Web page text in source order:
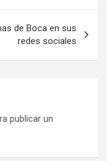
de Boca en sus
redes sociales
publicar un